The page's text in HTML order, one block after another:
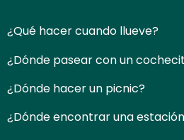
¿Qué hacer cuando llueve?
¿Dónde pasear con un
¿Dónde hacer un picnic?
¿Dónde encontrar una